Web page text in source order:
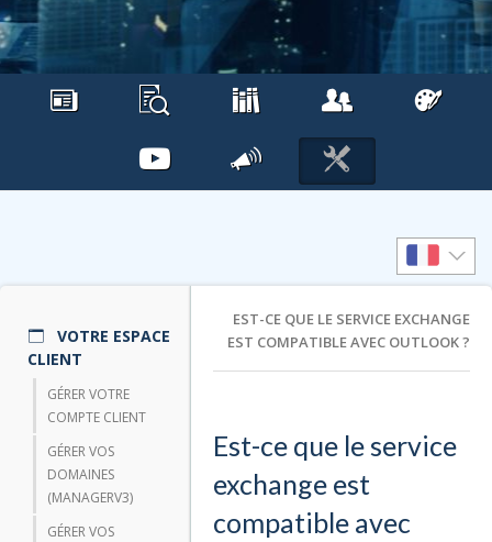
VOTRE ESPACE
CLIENT
GÉRER VOTRE
COMPTE CLIENT
GÉRER VOS
DOMAINES
(MANAGERV3)
GÉRER VOS
EST-CE QUE LE SERVICE EXCHANGE
EST COMPATIBLE AVEC OUTLOOK ?
Est-ce que le service
exchange est
compatible avec